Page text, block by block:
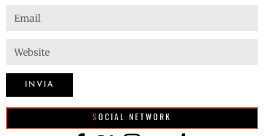
SOCIAL NETWORK